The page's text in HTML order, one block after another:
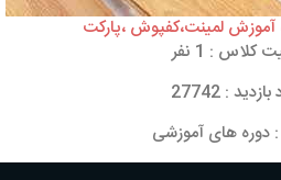
آموزش لمینت،کفپوش ،پارکت
کلاس : 1 نفر
: 27742
دوره های آموزشی